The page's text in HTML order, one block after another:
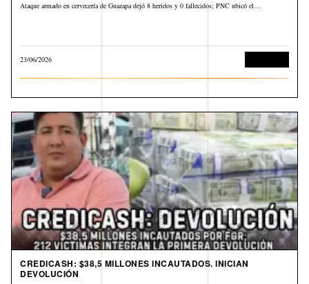
Ataque armado en cervecería de Guazapa dejó 8 heridos y 0 fallecidos; PNC ubicó el…
23/06/2026
CREDICASH: $38,5 MILLONES INCAUTADOS. INICIAN
DEVOLUCIÓN